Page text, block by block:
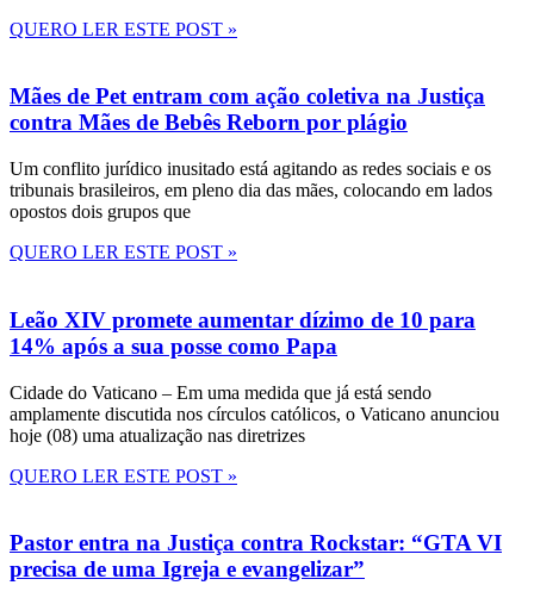
QUERO LER ESTE POST »
Mães de Pet entram com ação coletiva na Justiça
contra Mães de Bebês Reborn por plágio
Um conflito jurídico inusitado está agitando as redes sociais e os
tribunais brasileiros, em pleno dia das mães, colocando em lados
opostos dois grupos que
QUERO LER ESTE POST »
Leão XIV promete aumentar dízimo de 10 para
14% após a sua posse como Papa
Cidade do Vaticano – Em uma medida que já está sendo
amplamente discutida nos círculos católicos, o Vaticano anunciou
hoje (08) uma atualização nas diretrizes
QUERO LER ESTE POST »
Pastor entra na Justiça contra Rockstar: “GTA VI
precisa de uma Igreja e evangelizar”